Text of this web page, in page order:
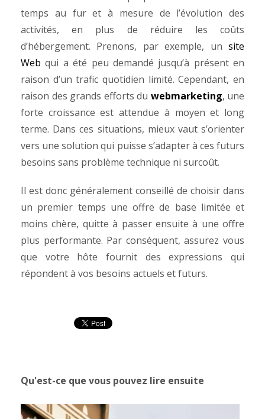
temps au fur et à mesure de l’évolution des
activités, en plus de réduire les coûts
d’hébergement. Prenons, par exemple, un site
Web qui a été peu demandé jusqu’à présent en
raison d’un trafic quotidien limité. Cependant, en
raison des grands efforts du webmarketing, une
forte croissance est attendue à moyen et long
terme. Dans ces situations, mieux vaut s’orienter
vers une solution qui puisse s’adapter à ces futurs
besoins sans problème technique ni surcoût.
Il est donc généralement conseillé de choisir dans
un premier temps une offre de base limitée et
moins chère, quitte à passer ensuite à une offre
plus performante. Par conséquent, assurez vous
que votre hôte fournit des expressions qui
répondent à vos besoins actuels et futurs.
Qu'est-ce que vous pouvez lire ensuite